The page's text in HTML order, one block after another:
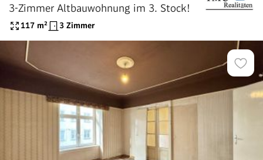
3-Zimmer Altbauwohnung im 3. Stock!
117 m² 3 Zimmer